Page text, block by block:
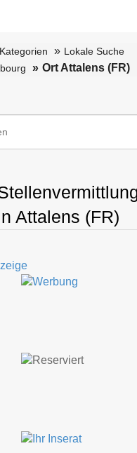
Lokale Suche
Ort Attalens (FR)
Attalens (FR)